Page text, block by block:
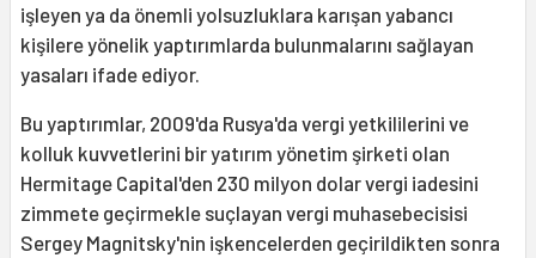
işleyen ya da önemli yolsuzluklara karışan yabancı
kişilere yönelik yaptırımlarda bulunmalarını sağlayan
yasaları ifade ediyor.
Bu yaptırımlar, 2009'da Rusya'da vergi yetkililerini ve
kolluk kuvvetlerini bir yatırım yönetim şirketi olan
Hermitage Capital'den 230 milyon dolar vergi iadesini
zimmete geçirmekle suçlayan vergi muhasebecisisi
Sergey Magnitsky'nin işkencelerden geçirildikten sonra